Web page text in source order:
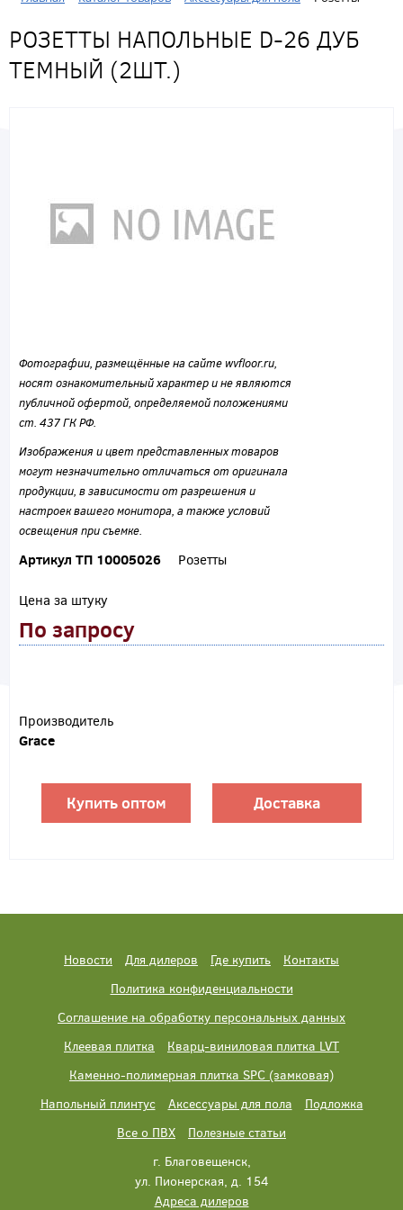
РОЗЕТТЫ НАПОЛЬНЫЕ D-26 ДУБ
ТЕМНЫЙ (2ШТ.)
Фотографии, размещённые на сайте wvfloor.ru,
носят ознакомительный характер и не являются
публичной офертой, определяемой положениями
ст. 437 ГК РФ.
Изображения и цвет представленных товаров
могут незначительно отличаться от оригинала
продукции, в зависимости от разрешения и
настроек вашего монитора, а также условий
освещения при съемке.
Артикул ТП 10005026 Розетты
Цена за штуку
По запросу
Производитель
Grace
Купить оптом Доставка
Новости Для дилеров Где купить
Контакты
Политика конфиденциальности
Соглашение на обработку персональных данных
Клеевая плитка
Кварц-виниловая плитка LVT
Каменно-полимерная плитка SPC (замковая)
Напольный плинтус
Аксессуары для пола
Подложка
Все о ПВХ
Полезные статьи
г. Благовещенск,
ул. Пионерская, д. 154
Адреса дилеров